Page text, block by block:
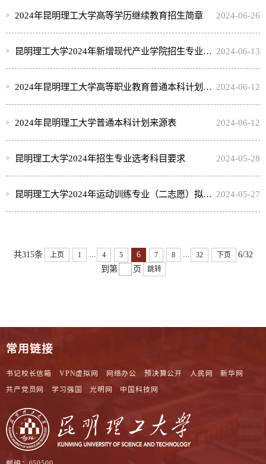
2024年昆明理工大学高等学历继续教育招生简章 2024-06-26
昆明理工大学2024年新增现代产业学院招生专业说明 2024-06-13
2024年昆明理工大学高等职业教育普通本科计划来源表 2024-06-12
2024年昆明理工大学普通本科计划来源表 2024-06-12
昆明理工大学2024年招生专业选考科目要求 2024-05-28
昆明理工大学2024年运动训练专业（二志愿）拟录取名单公示 2024-05-27
共315条 上页 1 4 5 6 7 8 32 下页
6/32
到第
页 跳转
常用链接
书记校长信箱 VPN虚拟网 网络办公 预决算公开 人民网
新华网
共产党员网
学习强国 光明网 中国科技网